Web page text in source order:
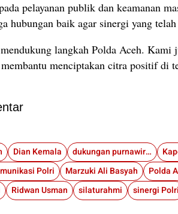
pelayanan publik dan keamanan
hubungan baik agar sinergi yang
langkah Polda Aceh. Kami
menciptakan citra positif di
Dian Kemala dukungan purnawirawan
Polri Marzuki Ali Basyah
Polda
Ridwan Usman silaturahmi sinergi